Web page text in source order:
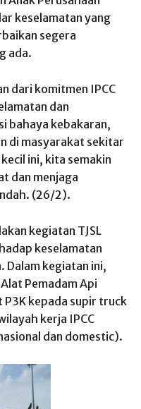
keselamatan yang
segera
ada.
dari komitmen IPCC
dan
bahaya kebakaran,
di masyarakat sekitar
ini, kita semakin
dan menjaga
(26/2).
kegiatan TJSL
keselamatan
Dalam kegiatan ini,
Pemadam Api
P3K kepada supir truck
kerja IPCC
dan domestic).